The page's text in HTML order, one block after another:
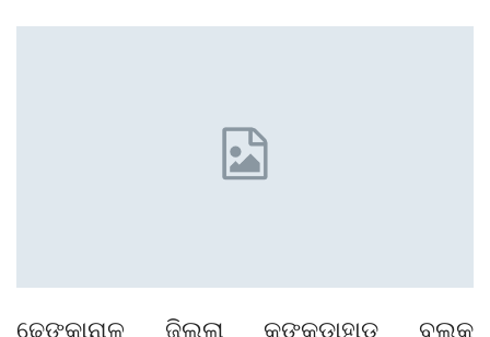
ଢେଙ୍କାନାଳ ଜିଲ୍ଲା କଙ୍କଡାହାଡ ବ୍ଲକ